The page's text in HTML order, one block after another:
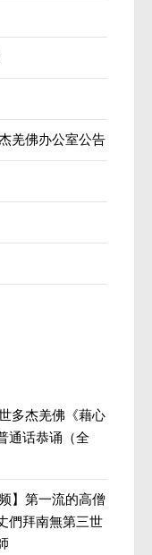
羌佛办公室公告
多杰羌佛《藉心
通话恭诵（全
】第一流的高僧
們拜南無第三世